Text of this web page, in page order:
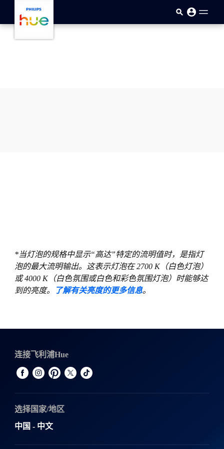
*当灯泡的规格中显示“高达”特定的流明值时，是指灯
泡的最大流明输出。这表示灯泡在 2700 K（白色灯泡）
或 4000 K（白色氛围或白色和彩色氛围灯泡）时能够达
到的亮度。
了解有关亮度的更多信息。
连接飞利浦Hue
选择国家/地区
中国 - 中文